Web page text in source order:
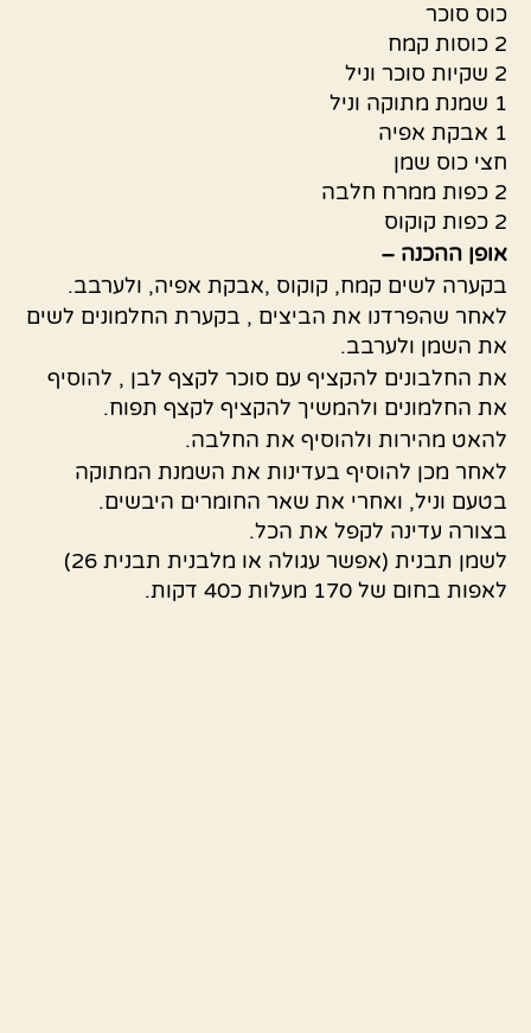
כוס סוכר
2 כוסות קמח
2 שקיות סוכר וניל
1 שמנת מתוקה וניל
1 אבקת אפיה
חצי כוס שמן
2 כפות ממרח חלבה
2 כפות קוקוס
אופן ההכנה –
בקערה לשים קמח, קוקוס ,אבקת אפיה, ולערבב.
לאחר שהפרדנו את הביצים , בקערת החלמונים לשים
את השמן ולערבב.
את החלבונים להקציף עם סוכר לקצף לבן , להוסיף
את החלמונים ולהמשיך להקציף לקצף תפוח.
להאט מהירות ולהוסיף את החלבה.
לאחר מכן להוסיף בעדינות את השמנת המתוקה
בטעם וניל, ואחרי את שאר החומרים היבשים.
בצורה עדינה לקפל את הכל.
לשמן תבנית (אפשר עגולה או מלבנית תבנית 26)
לאפות בחום של 170 מעלות כ40 דקות.